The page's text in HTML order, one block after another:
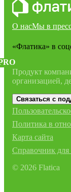
О насМы в
«Флатика» в
Продукт
организацией,
Связаться с
Политика в
Карта сайта
Справочник
© 2026 Flatica